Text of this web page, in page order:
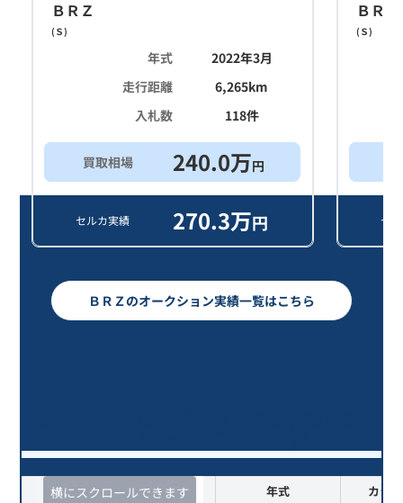
ＢＲＺ
( Ｓ)
年式
2022年3月
走行距離
6,265km
入札数
118件
買取相場 240.0万円
セルカ実績 270.3万円
ＢＲＺ
( Ｓ)
セ
ＢＲＺのオークション実績一覧はこちら
横にスクロールできます
査定時期 セルカ実績 年式
カラー